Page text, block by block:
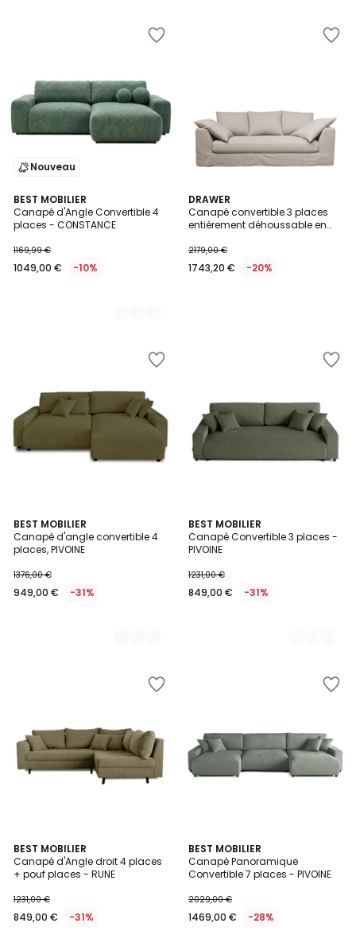
Nouveau
BEST MOBILIER
Canapé d'Angle Convertible 4
places - CONSTANCE
1169,99 €
1049,00 € -10%
3
Couleurs
DRAWER
Canapé convertible 3 places
entièrement déhoussable en
2179,00 €
1743,20 € -20%
BEST MOBILIER
Canapé d'angle convertible 4
places, PIVOINE
1376,00 €
949,00 € -31%
6
Couleurs
BEST MOBILIER
Canapé Convertible 3 places -
PIVOINE
1231,00 €
849,00 € -31%
6
Couleurs
BEST MOBILIER
Canapé d'Angle droit 4 places
+ pouf places - RUNE
1231,00 €
849,00 € -31%
6
Couleurs
BEST MOBILIER
Canapé Panoramique
Convertible 7 places - PIVOINE
2029,00 €
1469,00 € -28%
6
Couleurs